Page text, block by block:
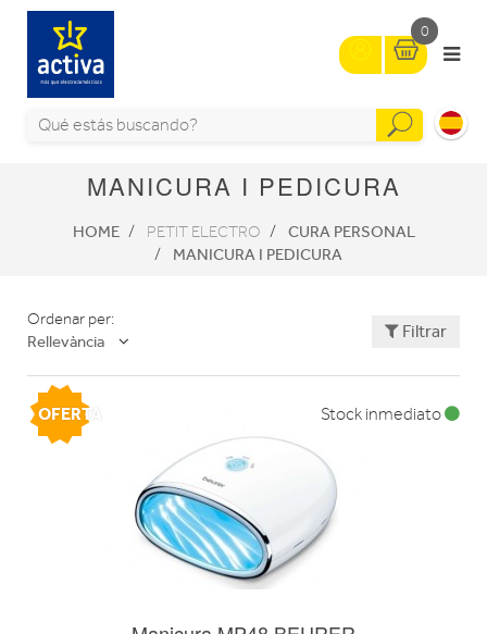
0
MANICURA I PEDICURA
HOME PETIT ELECTRO
CURA PERSONAL
MANICURA I PEDICURA
Ordenar per:
Rellevància
Filtrar
Stock inmediato
OFERTA